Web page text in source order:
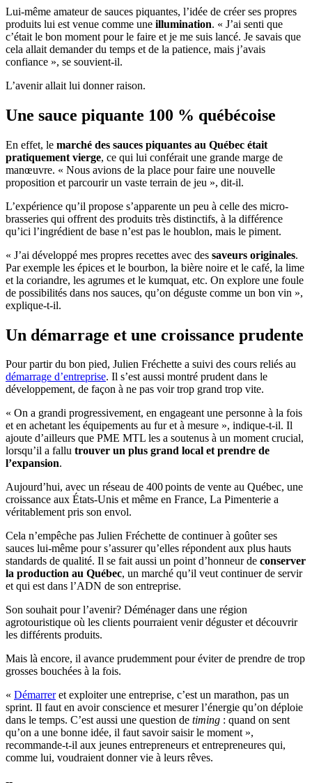
Lui-même amateur de sauces piquantes, l’idée de créer ses propres
produits lui est venue comme une illumination. « J’ai senti que
c’était le bon moment pour le faire et je me suis lancé. Je savais que
cela allait demander du temps et de la patience, mais j’avais
confiance », se souvient-il.
L’avenir allait lui donner raison.
Une sauce piquante 100 % québécoise
En effet, le marché des sauces piquantes au Québec était
pratiquement vierge, ce qui lui conférait une grande marge de
manœuvre. « Nous avions de la place pour faire une nouvelle
proposition et parcourir un vaste terrain de jeu », dit-il.
L’expérience qu’il propose s’apparente un peu à celle des micro-
brasseries qui offrent des produits très distinctifs, à la différence
qu’ici l’ingrédient de base n’est pas le houblon, mais le piment.
« J’ai développé mes propres recettes avec des saveurs originales.
Par exemple les épices et le bourbon, la bière noire et le café, la lime
et la coriandre, les agrumes et le kumquat, etc. On explore une foule
de possibilités dans nos sauces, qu’on déguste comme un bon vin »,
explique-t-il.
Un démarrage et une croissance prudente
Pour partir du bon pied, Julien Fréchette a suivi des cours reliés au
démarrage d’entreprise. Il s’est aussi montré prudent dans le
développement, de façon à ne pas voir trop grand trop vite.
« On a grandi progressivement, en engageant une personne à la fois
et en achetant les équipements au fur et à mesure », indique-t-il. Il
ajoute d’ailleurs que PME MTL les a soutenus à un moment crucial,
lorsqu’il a fallu trouver un plus grand local et prendre de
l’expansion.
Aujourd’hui, avec un réseau de 400 points de vente au Québec, une
croissance aux États-Unis et même en France, La Pimenterie a
véritablement pris son envol.
Cela n’empêche pas Julien Fréchette de continuer à goûter ses
sauces lui-même pour s’assurer qu’elles répondent aux plus hauts
standards de qualité. Il se fait aussi un point d’honneur de conserver
la production au Québec, un marché qu’il veut continuer de servir
et qui est dans l’ADN de son entreprise.
Son souhait pour l’avenir? Déménager dans une région
agrotouristique où les clients pourraient venir déguster et découvrir
les différents produits.
Mais là encore, il avance prudemment pour éviter de prendre de trop
grosses bouchées à la fois.
« Démarreret exploiter une entreprise, c’est un marathon, pas un
sprint. Il faut en avoir conscience et mesurer l’énergie qu’on déploie
dans le temps. C’est aussi une question de timing : quand on sent
qu’on a une bonne idée, il faut savoir saisir le moment »,
recommande-t-il aux jeunes entrepreneurs et entrepreneures qui,
comme lui, voudraient donner vie à leurs rêves.